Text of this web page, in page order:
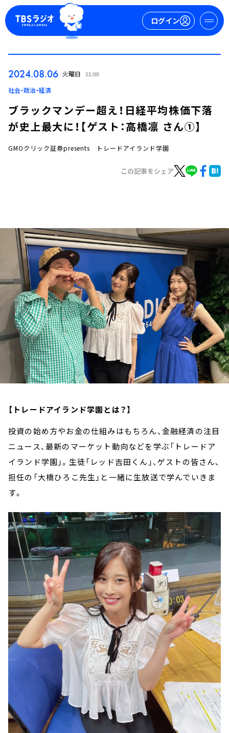
ログイン
お知らせ
イベント・グッズ
YouTube
会社情報
2024.08.06 火曜日 21:00
社会・政治・経済
ブラックマンデー超え！日経平均株価下落
が史上最大に！【ゲスト：高橋凛 さん①】
GMOクリック証券presents トレードアイランド学園
この記事をシェア
【トレードアイランド学園とは？】
投資の始め方やお金の仕組みはもちろん、金融経済の注目
ニュース、最新のマーケット動向などを学ぶ「トレードア
イランド学園」。生徒「レッド吉田くん」、ゲストの皆さん、
担任の「大橋ひろこ先生」と一緒に生放送で学んでいきま
す。